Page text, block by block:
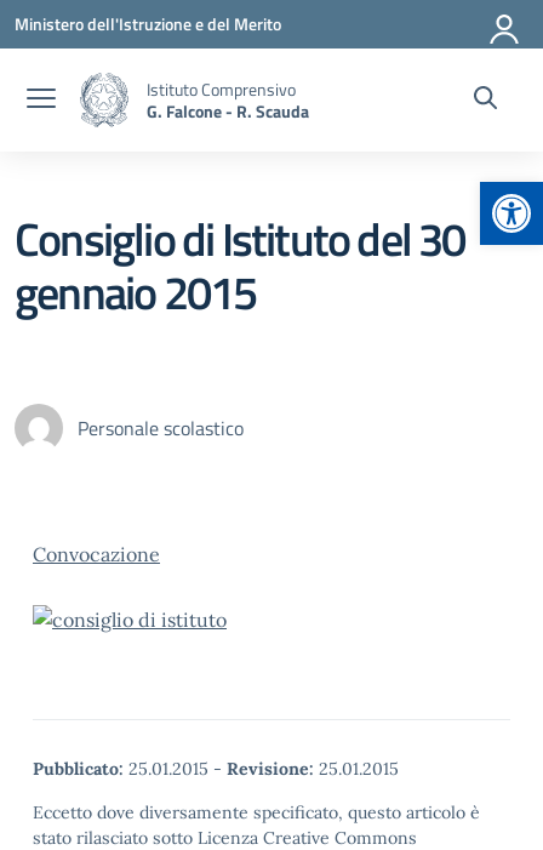
Vai ai contenuti
Vai al menu di navigazione
Vai al footer
Ministero dell'Istruzione e del Merito
Istituto Comprensivo
G. Falcone - R. Scauda
Consiglio di Istituto del 30
gennaio 2015
Personale scolastico
Convocazione
Pubblicato: 25.01.2015 - Revisione: 25.01.2015
Eccetto dove diversamente specificato, questo articolo è
stato rilasciato sotto Licenza Creative Commons